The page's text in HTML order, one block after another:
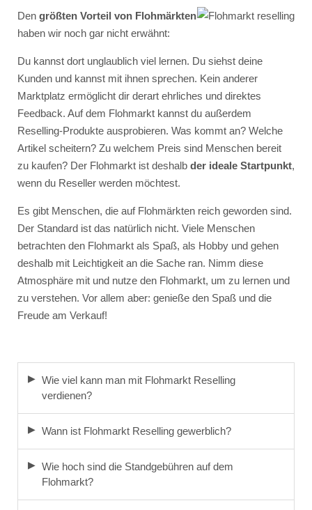
Dengrößten Vorteil von Flohmärkten
haben wir noch gar nicht erwähnt:
Du kannst dort unglaublich viel lernen. Du siehst deine
Kunden und kannst mit ihnen sprechen. Kein anderer
Marktplatz ermöglicht dir derart ehrliches und direktes
Feedback. Auf dem Flohmarkt kannst du außerdem
Reselling-Produkte ausprobieren. Was kommt an? Welche
Artikel scheitern? Zu welchem Preis sind Menschen bereit
zu kaufen? Der Flohmarkt ist deshalb der ideale Startpunkt,
wenn du Reseller werden möchtest.
Es gibt Menschen, die auf Flohmärkten reich geworden sind.
Der Standard ist das natürlich nicht. Viele Menschen
betrachten den Flohmarkt als Spaß, als Hobby und gehen
deshalb mit Leichtigkeit an die Sache ran. Nimm diese
Atmosphäre mit und nutze den Flohmarkt, um zu lernen und
zu verstehen. Vor allem aber: genieße den Spaß und die
Freude am Verkauf!
Wie viel kann man mit Flohmarkt Reselling
verdienen?
Wann ist Flohmarkt Reselling gewerblich?
Wie hoch sind die Standgebühren auf dem
Flohmarkt?